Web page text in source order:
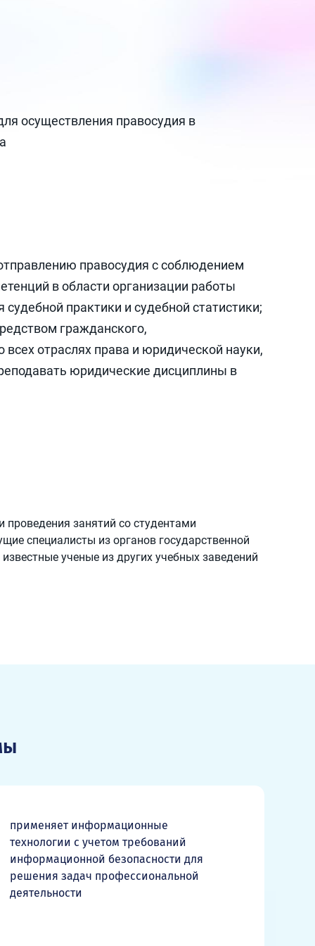
осуществления правосудия в
правосудия с соблюдением
в области организации работы
практики и судебной статистики;
гражданского,
отраслях права и юридической науки,
юридические дисциплины в
проведения занятий со студентами
специалисты из органов государственной
ученые из других учебных заведений
применяет информационные
технологии с учетом требований
информационной безопасности для
решения задач профессиональной
деятельности